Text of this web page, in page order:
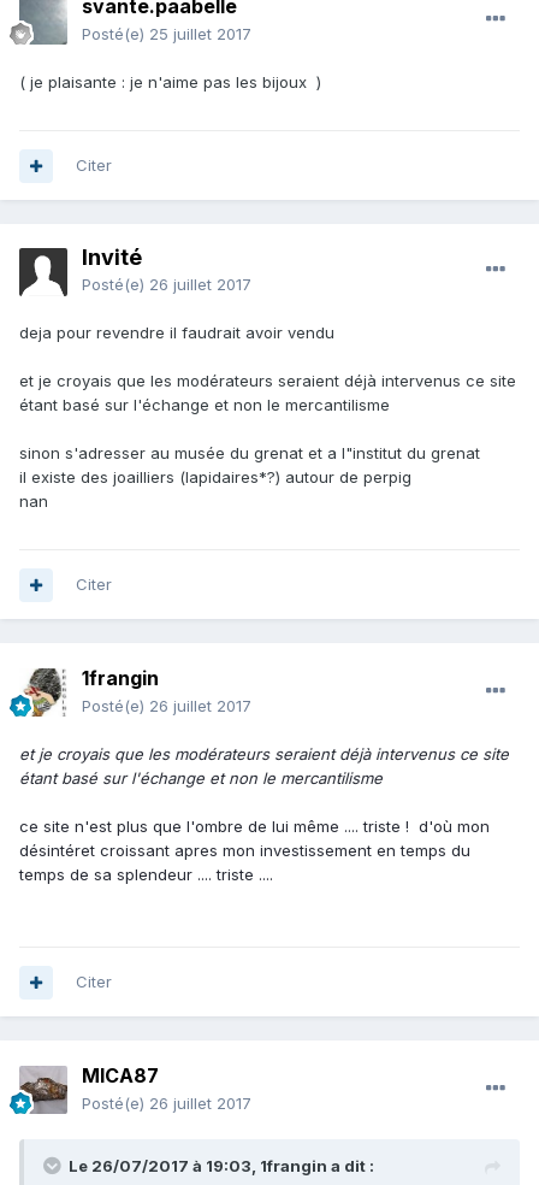
svante.paabelle
Posté(e) 25 juillet 2017
( je plaisante : je n'aime pas les bijoux )
Citer
Invité
Posté(e) 26 juillet 2017
deja pour revendre il faudrait avoir vendu
et je croyais que les modérateurs seraient déjà intervenus ce site
étant basé sur l'échange et non le mercantilisme
sinon s'adresser au musée du grenat et a l"institut du grenat
il existe des joailliers (lapidaires*?) autour de perpig
nan
Citer
1frangin
Posté(e) 26 juillet 2017
et je croyais que les modérateurs seraient déjà intervenus ce site
étant basé sur l'échange et non le mercantilisme
ce site n'est plus que l'ombre de lui même .... triste ! d'où mon
désintéret croissant apres mon investissement en temps du
temps de sa splendeur .... triste ....
Citer
MICA87
Posté(e) 26 juillet 2017
Le 26/07/2017 à 19:03, 1frangin a dit :